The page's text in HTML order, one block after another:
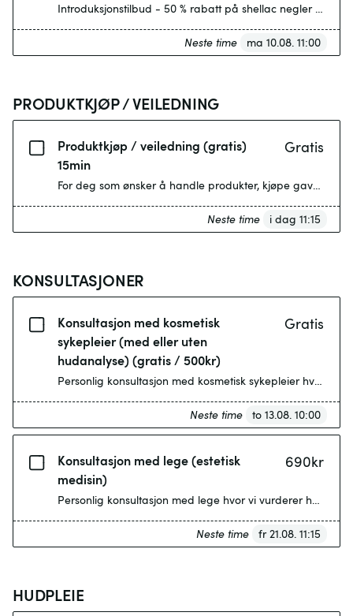
Introduksjonstilbud - 50 % rabatt på shellac negler med
Neste time ma 10.08. 11:00
PRODUKTKJØP / VEILEDNING
Produktkjøp / veiledning (gratis)
15min
Gratis
For deg som ønsker å handle produkter, kjøpe gavekort
Neste time i dag 11:15
KONSULTASJONER
Konsultasjon med kosmetisk
sykepleier (med eller uten
hudanalyse) (gratis / 500kr)
Gratis
Personlig konsultasjon med kosmetisk sykepleier hvor
Neste time to 13.08. 10:00
Konsultasjon med lege (estetisk
medisin)
690kr
Personlig konsultasjon med lege hvor vi vurderer hud
Neste time fr 21.08. 11:15
HUDPLEIE